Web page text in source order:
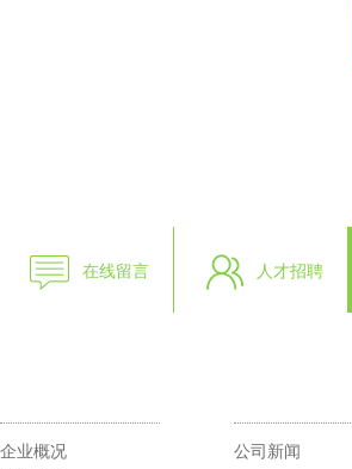
在线留言 人才招聘
企业概况
公司新闻